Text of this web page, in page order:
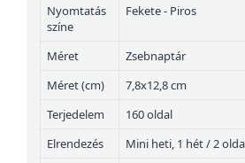
Nyomtatás
színe
Fekete - Piros
Méret
Zsebnaptár
Méret (cm)
7,8x12,8 cm
Terjedelem
160 oldal
Elrendezés
Mini heti, 1 hét / 2